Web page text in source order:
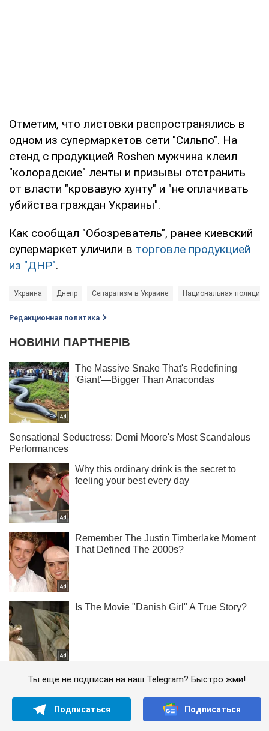
Отметим, что листовки распространялись в
одном из супермаркетов сети "Сильпо". На
стенд с продукцией Roshen мужчина клеил
"колорадские" ленты и призывы отстранить
от власти "кровавую хунту" и "не оплачивать
убийства граждан Украины".
Как сообщал "Обозреватель", ранее киевский
супермаркет уличили в торговле продукцией
из "ДНР".
Украина Днепр Сепаратизм в Украине Национальная полиция
Редакционная политика
Ты еще не подписан на наш Telegram? Быстро жми!
Подписаться Подписаться